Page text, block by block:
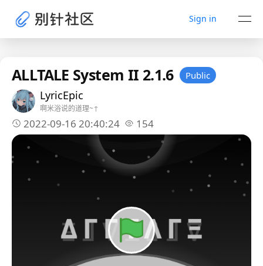
Sign in
ALLTALE System II 2.1.6 Public
LyricEpic
啊米浴说的道理~↑
2022-09-16 20:40:24 154